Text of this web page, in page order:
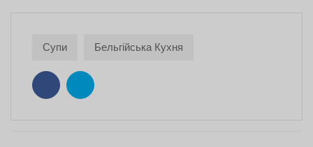
Супи Бельгійська Кухня